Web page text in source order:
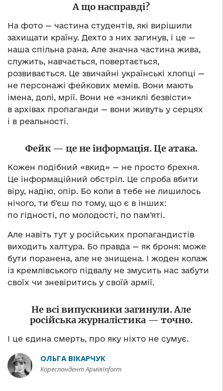
А що насправді?
На фото — частина студентів, які вирішили
захищати країну. Дехто з них загинув, і це —
наша спільна рана. Але значна частина жива,
служить, навчається, повертається,
розвивається. Це звичайні українські хлопці —
не персонажі фейкових мемів. Вони мають
імена, долі, мрії. Вони не «зниклі безвісти»
в архівах пропаганди — вони живуть у серцях
і в реальності.
Фейк — це не інформація. Це атака.
Кожен подібний «вкид» — не просто брехня.
Це інформаційний обстріл. Це спроба вбити
віру, надію, опір. Бо коли в тебе не лишилось
нічого, ти б’єш по тому, що є в інших:
по гідності, по молодості, по пам’яті.
Але навіть тут у російських пропагандистів
виходить халтура. Бо правда — як броня: може
бути поранена, але не знищена. І жоден колаж
із кремлівського підвалу не змусить нас забути
своїх чи зневіритись у своїй армії.
Не всі випускники загинули. Але
російська журналістика — точно.
І це єдина смерть, про яку ніхто не сумує.
ОЛЬГА ВІКАРЧУК
Кореспондент АрміяInform